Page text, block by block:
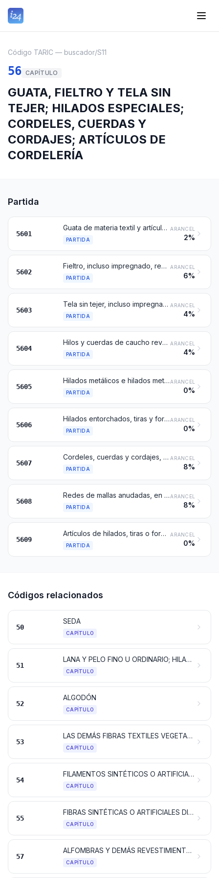
Código TARIC — buscador/S11
56 CAPÍTULO
GUATA, FIELTRO Y TELA SIN
TEJER; HILADOS ESPECIALES;
CORDELES, CUERDAS Y
CORDAJES; ARTÍCULOS DE
CORDELERÍA
Partida
5601
Guata de materia textil y artículos de esta guata; fibras textiles de longitud inferior o igual a 5 mm (tundizno), nudos y motas de materia textil
PARTIDA
ARANCEL
2%
5602
Fieltro, incluso impregnado, recubierto, revestido o estratificado
PARTIDA
ARANCEL
6%
5603
Tela sin tejer, incluso impregnada, recubierta, revestida o estratificada
PARTIDA
ARANCEL
4%
5604
Hilos y cuerdas de caucho revestidos de textiles; hilados de textiles, tiras y formas similares de las partidas 5404 o 5405, impregnados, recubiertos, revestidos o enfundados con caucho o plástico
PARTIDA
ARANCEL
4%
5605
Hilados metálicos e hilados metalizados, incluso entorchados, constituidos por hilados textiles, tiras o formas similares de las partidas 5404 o 5405, combinados con metal en forma de hilos, tiras o polvo, o revestidos de metal
PARTIDA
ARANCEL
0%
5606
Hilados entorchados, tiras y formas similares de las partidas 5404 o 5405, entorchadas (excepto los de la partida 5605 y los hilados de crin entorchados); hilados de chenilla; hilados «de cadeneta»
PARTIDA
ARANCEL
0%
5607
Cordeles, cuerdas y cordajes, estén o no trenzados, incluso impregnados, recubiertos, revestidos o enfundados con caucho o plástico
PARTIDA
ARANCEL
8%
5608
Redes de mallas anudadas, en paño o en pieza, fabricadas con cordeles, cuerdas o cordajes; redes confeccionadas para la pesca y demás redes confeccionadas, de materia textil
PARTIDA
ARANCEL
8%
5609
Artículos de hilados, tiras o formas similares de las partidas 5404 o 5405, cordeles, cuerdas o cordajes, no expresados ni comprendidos en otra parte
PARTIDA
ARANCEL
0%
Códigos relacionados
50
SEDA
CAPÍTULO
51
LANA Y PELO FINO U ORDINARIO; HILADOS Y TEJIDOS DE CRIN
CAPÍTULO
52
ALGODÓN
CAPÍTULO
53
LAS DEMÁS FIBRAS TEXTILES VEGETALES; HILADOS DE PAPEL Y TEJIDOS DE HILADOS DE PAPEL
CAPÍTULO
54
FILAMENTOS SINTÉTICOS O ARTIFICIALES; TIRAS Y FORMAS SIMILARES DE MATERIA TEXTIL SINTÉTICA O ARTIFICIAL
CAPÍTULO
55
FIBRAS SINTÉTICAS O ARTIFICIALES DISCONTINUAS
CAPÍTULO
57
ALFOMBRAS Y DEMÁS REVESTIMIENTOS PARA EL SUELO, DE MATERIA TEXTIL
CAPÍTULO